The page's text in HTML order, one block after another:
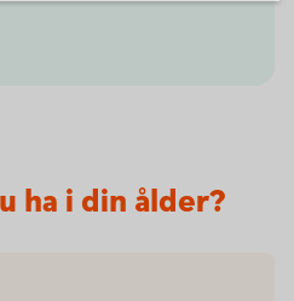
ha i din ålder?